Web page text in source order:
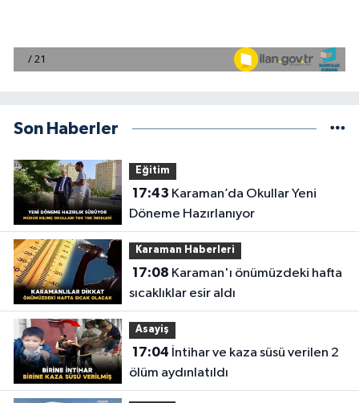
Son Haberler
Eğitim
17:43
Döneme Hazırlanıyor
Karaman Haberleri
17:08
sıcaklıklar esir aldı
Asayiş
17:04
ölüm aydınlatıldı